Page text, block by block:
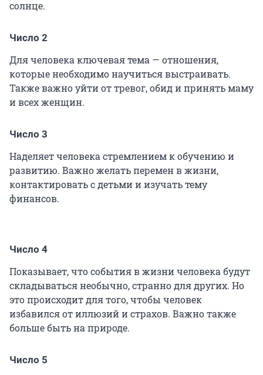
солнце.
Число 2
Для человека ключевая тема — отношения,
которые необходимо научиться выстраивать.
Также важно уйти от тревог, обид и принять маму
и всех женщин.
Число 3
Наделяет человека стремлением к обучению и
развитию. Важно желать перемен в жизни,
контактировать с детьми и изучать тему
финансов.
Число 4
Показывает, что события в жизни человека будут
складываться необычно, странно для других. Но
это происходит для того, чтобы человек
избавился от иллюзий и страхов. Важно также
больше быть на природе.
Число 5